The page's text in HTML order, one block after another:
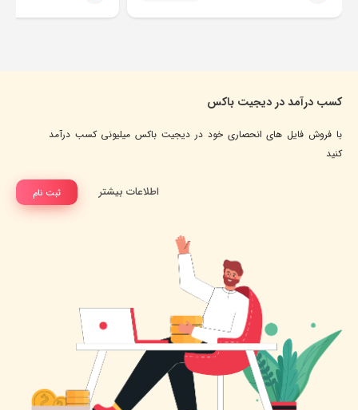
کسب درآمد در دیجیت باکس
با فروش فایل های انحصاری خود در دیجیت باکس میلیونی کسب درآمد
کنید
ثبت نام اطلاعات بیشتر